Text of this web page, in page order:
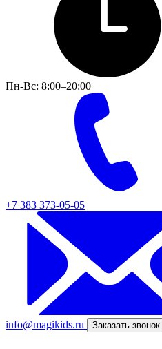
Пн-Вс: 8:00–20:00
+7 383 373-05-05
info@magikids.ru Заказать звонок